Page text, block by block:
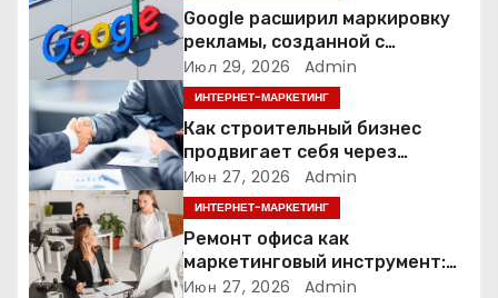
о
з
а
п
и
с
Google расширил маркировку
рекламы, созданной с
помощью искусственного
интеллекта
Июл 29, 2026 Admin
ИНТЕРНЕТ-МАРКЕТИНГ
Как строительный бизнес
продвигает себя через
контент: кейс кровельных
компаний
Июн 27, 2026 Admin
ИНТЕРНЕТ-МАРКЕТИНГ
Ремонт офиса как
маркетинговый инструмент:
почему физическое
Июн 27, 2026 Admin